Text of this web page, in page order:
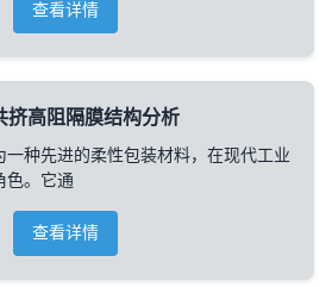
查看详情
挤高阻隔膜结构分析
一种先进的柔性包装材料，在现代工业
色。它通
查看详情